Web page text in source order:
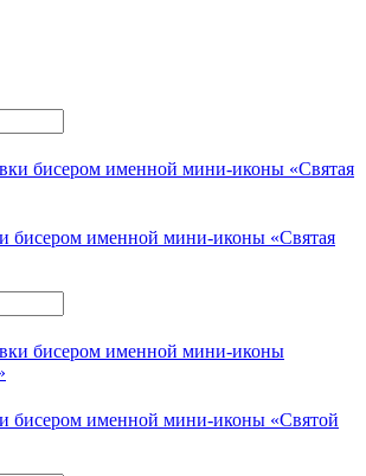
бисером именной мини-иконы «Святая
бисером именной мини-иконы «Святой